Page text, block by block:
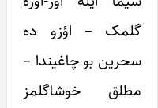
گلمک – اؤزو ده
سحرین بو چاغیندا –
مطلق خوشاگلمز